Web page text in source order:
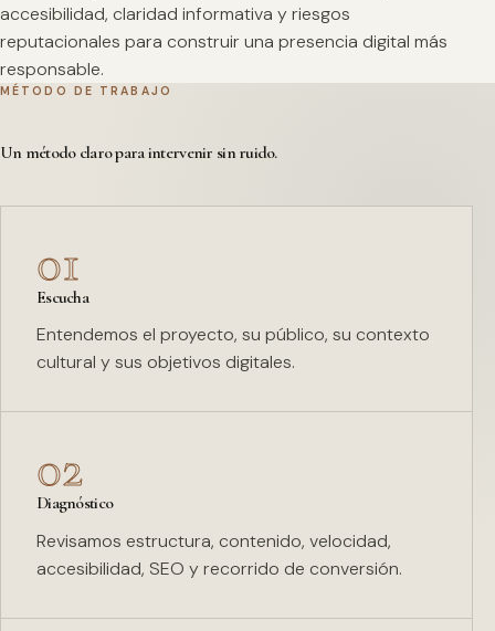
accesibilidad, claridad informativa y riesgos
reputacionales para construir una presencia digital más
responsable.
MÉTODO DE TRABAJO
Un método claro para intervenir sin ruido.
01
Escucha
Entendemos el proyecto, su público, su contexto
cultural y sus objetivos digitales.
02
Diagnóstico
Revisamos estructura, contenido, velocidad,
accesibilidad, SEO y recorrido de conversión.